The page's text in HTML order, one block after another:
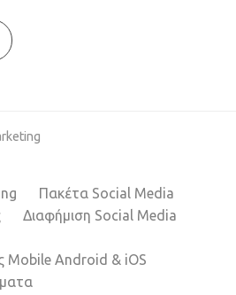
Πακέτα Social Media
Διαφήμιση Social Media
Mobile Android & iOS